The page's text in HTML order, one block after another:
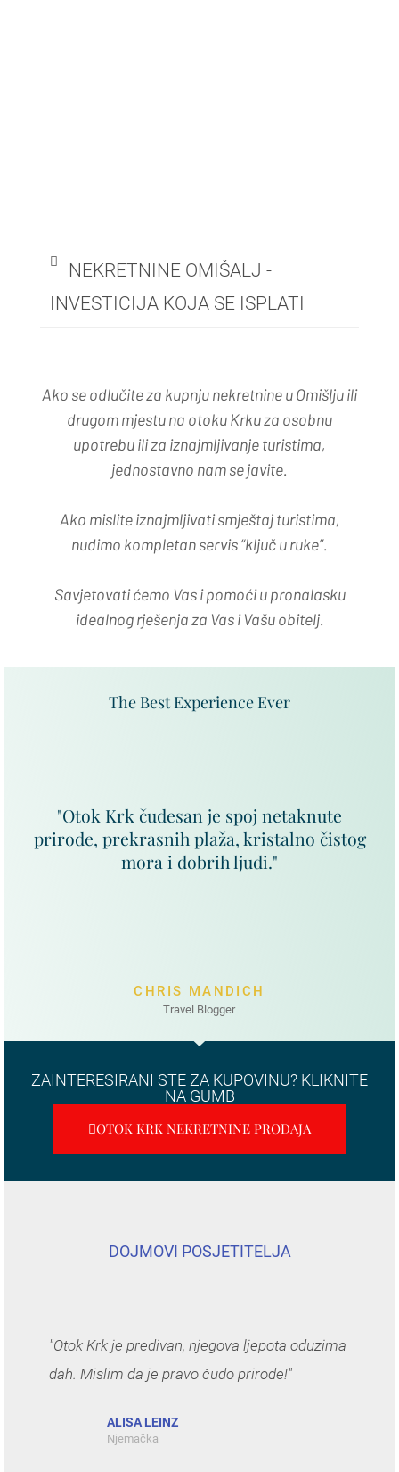
NEKRETNINE OMIŠALJ -
INVESTICIJA KOJA SE ISPLATI
Ako se odlučite za kupnju nekretnine u Omišlju ili
drugom mjestu na otoku Krku za osobnu
upotrebu ili za iznajmljivanje turistima,
jednostavno nam se javite.
Ako mislite iznajmljivati smještaj turistima,
nudimo kompletan servis “ključ u ruke”.
Savjetovati ćemo Vas i pomoći u pronalasku
idealnog rješenja za Vas i Vašu obitelj.
The Best Experience Ever
"Otok Krk čudesan je spoj netaknute
prirode, prekrasnih plaža, kristalno čistog
mora i dobrih ljudi."
CHRIS MANDICH
Travel Blogger
ZAINTERESIRANI STE ZA KUPOVINU? KLIKNITE
NA GUMB
OTOK KRK NEKRETNINE PRODAJA
DOJMOVI POSJETITELJA
"Otok Krk je predivan, njegova ljepota oduzima
dah. Mislim da je pravo čudo prirode!"
ALISA LEINZ
Njemačka